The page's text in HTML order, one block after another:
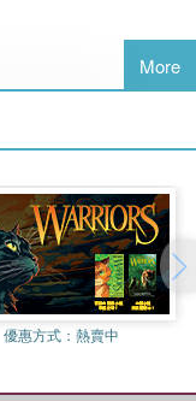
More
優惠方式： 熱賣中